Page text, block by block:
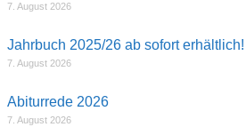
7. August 2026
Jahrbuch 2025/26 ab sofort erhältlich!
7. August 2026
Abiturrede 2026
7. August 2026